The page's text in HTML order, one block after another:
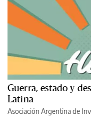
Guerra, estado y
Latina
Asociación Argentina de